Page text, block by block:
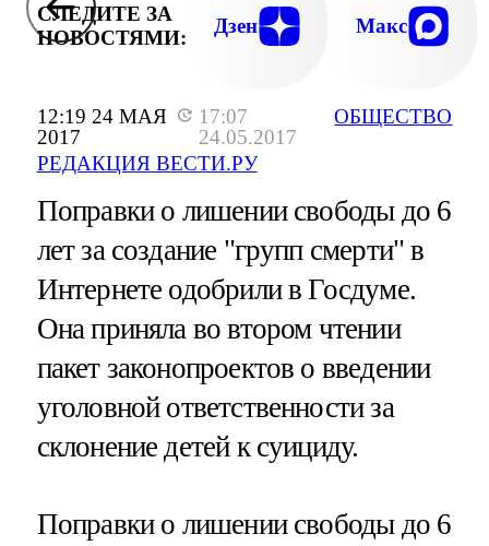
12:19 24 МАЯ
2017
17:07
24.05.2017
РЕДАКЦИЯ ВЕСТИ.РУ
ОБЩЕСТВО
СЛЕДИТЕ ЗА
НОВОСТЯМИ:
Дзен Макс
Поправки о лишении свободы до 6
лет за создание "групп смерти" в
Интернете одобрили в Госдуме.
Она приняла во втором чтении
пакет законопроектов о введении
уголовной ответственности за
склонение детей к суициду.
Поправки о лишении свободы до 6